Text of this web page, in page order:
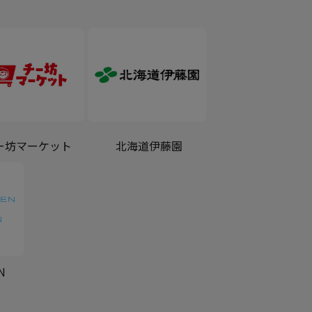
坊マーケット 北海道伊藤園